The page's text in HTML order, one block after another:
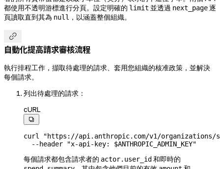
都使用不透明游標進行分頁。設定明確的 limit 並透過 next_page逐
頁讀取直到其為 null ，以涵蓋整個組織。

自動化提高請求審核流程
執行排程工作，擷取待處理的請求、套用您組織的核准政策，並解決
每個請求。
列出待處理的請求：
cURL

curl
"https://api.anthropic.com/v1/organizations/
  --header
"x-api-key: $ANTHROPIC_ADMIN_KEY"
每個請求都包含請求者的 actor.user_id 和即時的